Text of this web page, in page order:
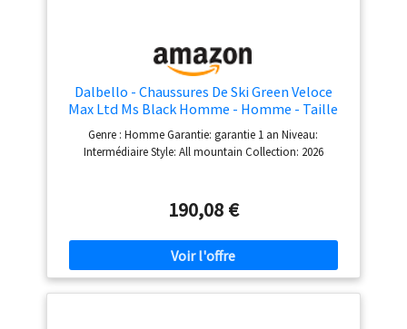
interchangeables sur
GripWalk | Coque :
coque extérieure PU/SL
Dalbello - Chaussures De Ski Green Veloce
Max Ltd Ms Black Homme - Homme - Taille
33.5 - Noir
Genre : Homme Garantie: garantie 1 an Niveau:
Intermédiaire Style: All mountain Collection: 2026
190,08 €